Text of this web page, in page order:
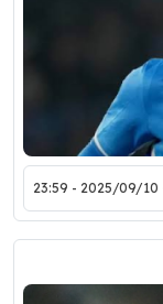
2025/09/10 - 23:59